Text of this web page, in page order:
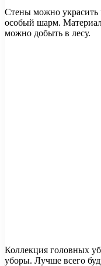
​Стены можно украсить
особый шарм.
можно добыть в лесу.
​Коллекция головных
уборы. Лучше всего